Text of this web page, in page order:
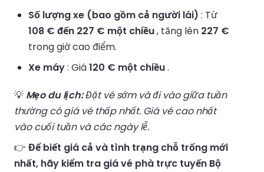
Số lượng xe (bao gồm cả người lái) : Từ
108 € đến 227 € một chiều, tăng lên 227 €
trong giờ cao điểm.
Xe máy: Giá120 € một chiều.
💡 Mẹo du lịch:Đặt vé sớm và đi vào giữa tuần
thường có giá vé thấp nhất. Giá vé cao nhất
vào cuối tuần và các ngày lễ.
👉 Để biết giá cả và tình trạng chỗ trống mới
nhất, hãy kiểm tra giá vé phà trực tuyến Bộ